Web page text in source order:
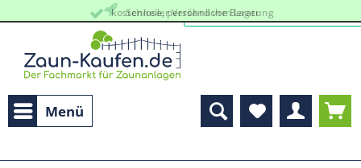
Schneller Versand vom Lager
kostenlose, persöhnliche Beratung
Menü